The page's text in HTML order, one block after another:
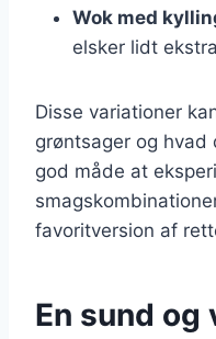
Wok med
elsker lidt
Disse variationer
grøntsager og hvad
god måde at
favoritversion af
En sund og